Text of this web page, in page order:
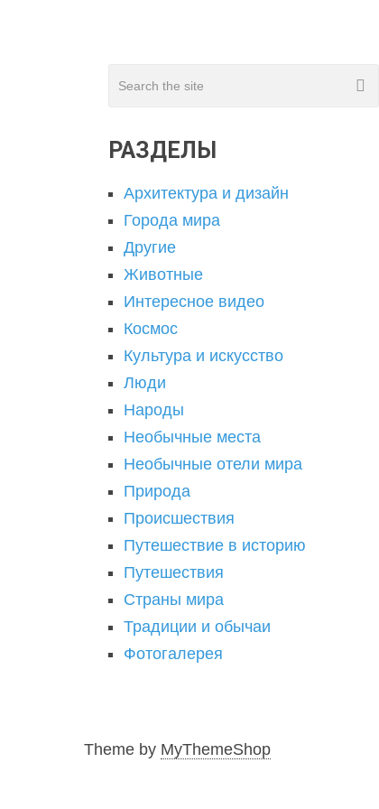
РАЗДЕЛЫ
Архитектура и дизайн
Города мира
Другие
Животные
Интересное видео
Космос
Культура и искусство
Люди
Народы
Необычные места
Необычные отели мира
Природа
Происшествия
Путешествие в историю
Путешествия
Страны мира
Традиции и обычаи
Фотогалерея
Theme by MyThemeShop